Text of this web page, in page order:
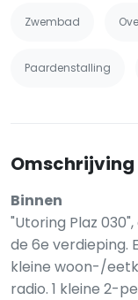
Zwembad
Paardenstalling
Omschrijving
Binnen
"Utoring Plaz
de 6e verdieping.
kleine woon-/
radio. 1 kleine 2-